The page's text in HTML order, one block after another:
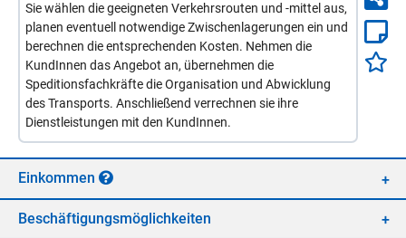
Sie wählen die geeigneten Verkehrsrouten und -mittel aus,
planen eventuell notwendige Zwischenlagerungen ein und
berechnen die entsprechenden Kosten. Nehmen die
KundInnen das Angebot an, übernehmen die
Speditionsfachkräfte die Organisation und Abwicklung
des Transports. Anschließend verrechnen sie ihre
Dienstleistungen mit den KundInnen.
Ein­kom­men
Be­schäf­ti­gungs­mög­lich­kei­ten